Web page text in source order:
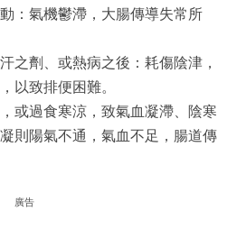
：氣機鬱滯，大腸傳導失常所
之劑、或熱病之後：耗傷陰津，
以致排便困難。
或過食寒涼，致氣血凝滯、陰寒
則陽氣不通，氣血不足，腸道傳
廣告